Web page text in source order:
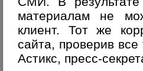
материалам не
клиент. Тот же
сайта, проверив
Астикс, пресс-